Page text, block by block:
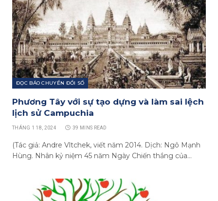
ĐỌC BÁO CHUYỂN ĐỔI SỐ
Phương Tây với sự tạo dựng và làm sai lệch
lịch sử Campuchia
THÁNG 1 18, 2024 39 MINS READ
(Tác giả: Andre Vltchek, viết năm 2014. Dịch: Ngô Mạnh
Hùng. Nhân kỷ niệm 45 năm Ngày Chiến thắng của…